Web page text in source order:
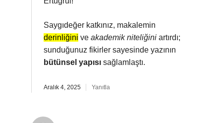
Saygıdeğer katkınız, makalemin
derinliğini ve akademik niteliğini artırdı;
sunduğunuz fikirler sayesinde yazının
bütünsel yapısı sağlamlaştı.
Aralık 4, 2025 Yanıtla